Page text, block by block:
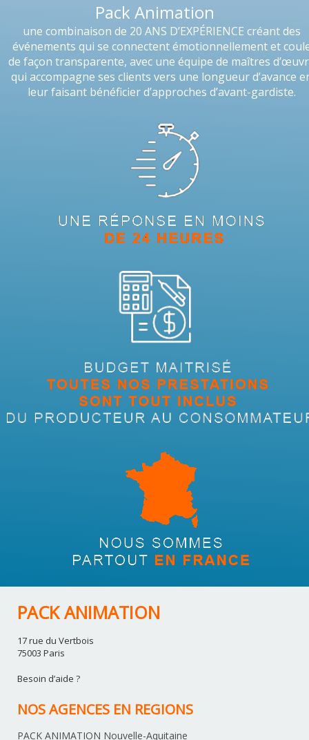
Pack Animation
une combinaison de 20 ANS D’EXPÉRIENCE créant des
événements qui se connectent émotionnellement et
de façon transparente, avec une équipe de maîtres
qui accompagne ses clients vers une longueur d’avance
leur faisant bénéficier d’approches d’avant-gardiste.
PACK ANIMATION
17 rue du Vertbois
75003 Paris
Besoin d’aide ?
NOS AGENCES EN REGIONS
PACK ANIMATION Nouvelle-Aquitaine